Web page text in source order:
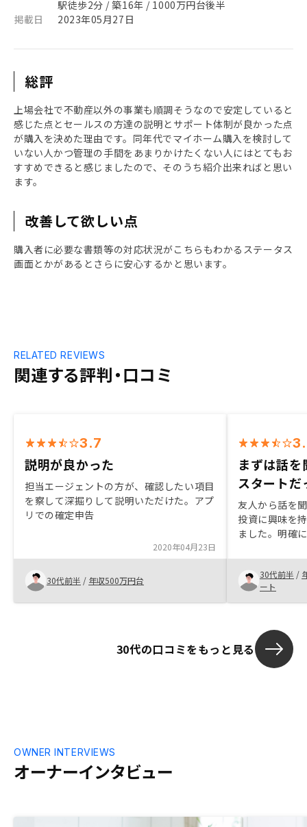
駅徒歩2分 / 築16年 / 1000万円台後半
掲載日
2023年05月27日
総評
上場会社で不動産以外の事業も順調そうなので安定していると
感じた点とセールスの方達の説明とサポート体制が良かった点
が購入を決めた理由です。同年代でマイホーム購入を検討して
いない人かつ管理の手間をあまりかけたくない人にはとてもお
すすめできると感じましたので、そのうち紹介出来ればと思い
ます。
改善して欲しい点
購入者に必要な書類等の対応状況がこちらもわかるステータス
画面とかがあるとさらに安心するかと思います。
関連する評判・口コミ
RELATED REVIEWS
3.7
説明が良かった
担当エージェントの方が、確認したい項目
を察して深掘りして説明いただけた。アプ
リでの確定申告
2020年04月23日
30代前半 / 年収500万円台
まずは話
スタートだ
友人から話を
投資に興味を
ました。明確
いうスタート
トやこれまで
した。結果的
大きな投資だ
までの煩雑な
対応いただけ
限にすること
30代前半 /
ート
30代の口コミをもっと見る
オーナーインタビュー
OWNER INTERVIEWS